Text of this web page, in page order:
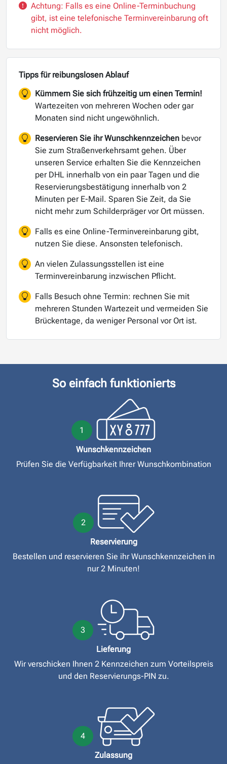
Achtung: Falls es eine Online-Terminbuchung
gibt, ist eine telefonische Terminvereinbarung oft
nicht möglich.
Tipps für reibungslosen Ablauf
Kümmern Sie sich frühzeitig um einen Termin!
Wartezeiten von mehreren Wochen oder gar
Monaten sind nicht ungewöhnlich.
Reservieren Sie ihr Wunschkennzeichen bevor
Sie zum Straßenverkehrsamt gehen. Über
unseren Service erhalten Sie die Kennzeichen
per DHL innerhalb von ein paar Tagen und die
Reservierungsbestätigung innerhalb von 2
Minuten per E-Mail. Sparen Sie Zeit, da Sie
nicht mehr zum Schilderpräger vor Ort müssen.
Falls es eine Online-Terminvereinbarung gibt,
nutzen Sie diese. Ansonsten telefonisch.
An vielen Zulassungsstellen ist eine
Terminvereinbarung inzwischen Pflicht.
Falls Besuch ohne Termin: rechnen Sie mit
mehreren Stunden Wartezeit und vermeiden Sie
Brückentage, da weniger Personal vor Ort ist.
So einfach funktionierts
1
Wunschkennzeichen
Prüfen Sie die Verfügbarkeit Ihrer Wunschkombination
2
Reservierung
Bestellen und reservieren Sie ihr Wunschkennzeichen in
nur 2 Minuten!
3
Lieferung
Wir verschicken Ihnen 2 Kennzeichen zum Vorteilspreis
und den Reservierungs-PIN zu.
4
Zulassung